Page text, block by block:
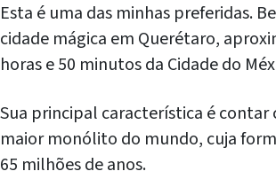
Esta é uma das minhas preferidas.
cidade mágica em Querétaro,
horas e 50 minutos da Cidade do
Sua principal característica é contar
maior monólito do mundo, cuja
65 milhões de anos.